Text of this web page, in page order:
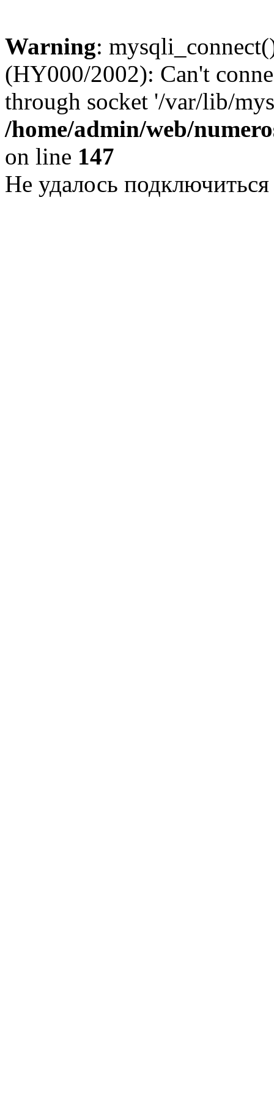
Warning:
(HY000/2002): Can't
through socket '/var/lib/
/home/admin/web/
on line 147
Не удалось